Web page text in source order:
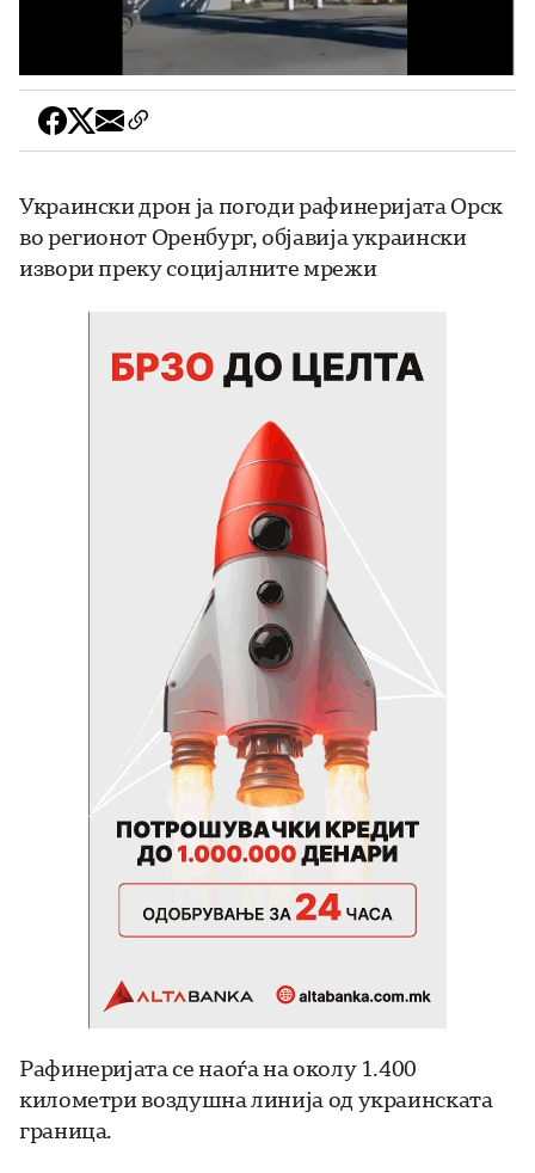
Украински дрон ја погоди рафинеријата Орск
во регионот Оренбург, објавија украински
извори преку социјалните мрежи
Рафинеријата се наоѓа на околу 1.400
километри воздушна линија од украинската
граница.